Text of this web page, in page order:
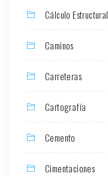
Cálculo Estructural
Caminos
Carreteras
Cartografía
Cemento
Cimentaciones